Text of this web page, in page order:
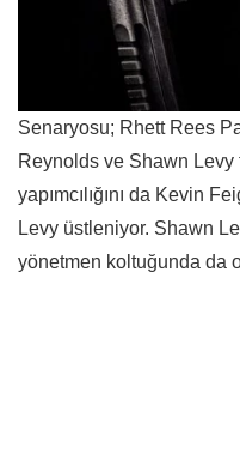
Senaryosu; Rhett Rees
Reynolds ve Shawn Levy
yapımcılığını da Kevin
Levy üstleniyor. Shawn
yönetmen koltuğunda da